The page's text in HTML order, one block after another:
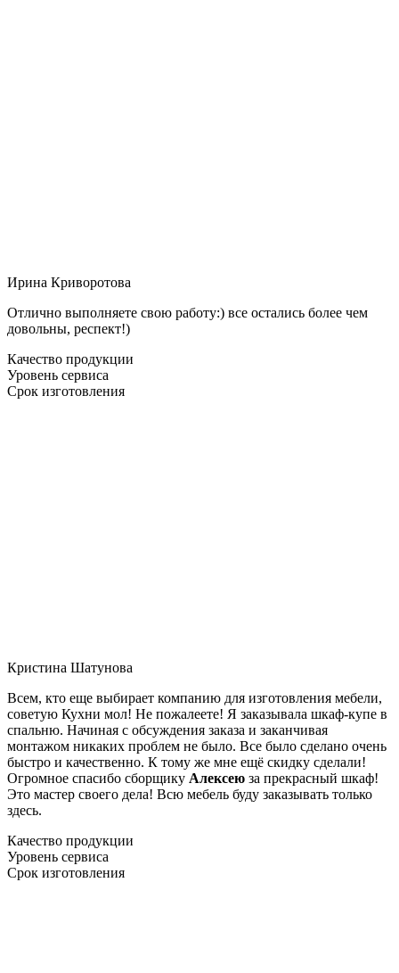
Ирина Криворотова
Отлично выполняете свою работу:) все остались более чем
довольны, респект!)
Качество продукции
Уровень сервиса
Срок изготовления
Кристина Шатунова
Всем, кто еще выбирает компанию для изготовления мебели,
советую Кухни мол! Не пожалеете! Я заказывала шкаф-купе в
спальню. Начиная с обсуждения заказа и заканчивая
монтажом никаких проблем не было. Все было сделано очень
быстро и качественно. К тому же мне ещё скидку сделали!
Огромное спасибо сборщику Алексею за прекрасный шкаф!
Это мастер своего дела! Всю мебель буду заказывать только
здесь.
Качество продукции
Уровень сервиса
Срок изготовления